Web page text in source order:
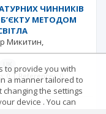
ЧИННИКІВ
МЕТОДОМ
Микитин
UK
0 | References: 0
to provide you with
a manner tailored to
the settings
device . You can